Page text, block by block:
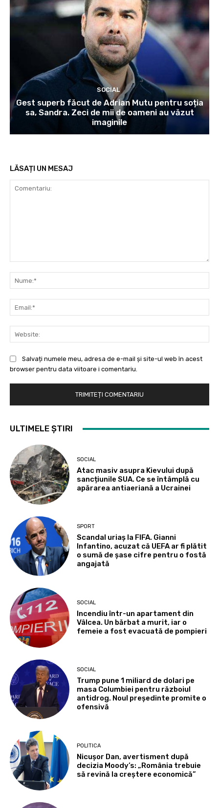
SOCIAL
Gest superb făcut de Adrian Mutu pentru soția
sa, Sandra. Zeci de mii de oameni au văzut
imaginile
LĂSAȚI UN MESAJ
Salvați numele meu, adresa de e-mail și site-ul web în acest
browser pentru data viitoare i comentariu.
ULTIMELE ȘTIRI
SOCIAL
Atac masiv asupra Kievului după
sancțiunile SUA. Ce se întâmplă cu
apărarea antiaeriană a Ucrainei
SPORT
Scandal uriaș la FIFA. Gianni
Infantino, acuzat că UEFA ar fi plătit
o sumă de șase cifre pentru o fostă
angajată
SOCIAL
Incendiu într-un apartament din
Vâlcea. Un bărbat a murit, iar o
femeie a fost evacuată de pompieri
SOCIAL
Trump pune 1 miliard de dolari pe
masa Columbiei pentru războiul
antidrog. Noul președinte promite o
ofensivă
POLITICA
Nicușor Dan, avertisment după
decizia Moody’s: „România trebuie
să revină la creștere economică”